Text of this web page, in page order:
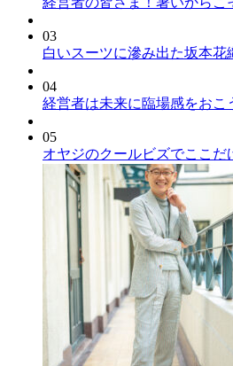
03
白いスーツに滲み出た坂本花
04
経営者は未来に臨場感をおこ
05
オヤジのクールビズでここだ